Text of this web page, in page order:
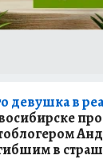
девушка в
в